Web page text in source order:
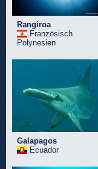
Rangiroa
Französisch
Polynesien
Galapagos
Ecuador